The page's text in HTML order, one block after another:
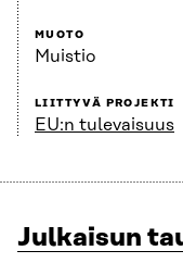
MUOTO
Muistio
LIITTYVÄ PROJEKTI
EU:n tulevaisuus
Julkaisun